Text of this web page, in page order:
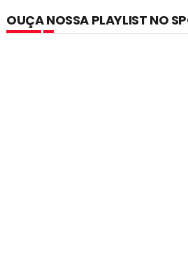
OUÇA NOSSA PLAYLIST NO